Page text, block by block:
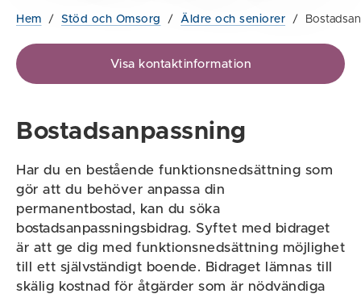
Hem / Stöd och Omsorg / Äldre och seniorer /
Visa kontaktinformation
Bostadsanpassning
Har du en bestående funktionsnedsättning som
gör att du behöver anpassa din
permanentbostad, kan du söka
bostadsanpassningsbidrag. Syftet med bidraget
är att ge dig med funktionsnedsättning möjlighet
till ett självständigt boende. Bidraget lämnas till
skälig kostnad för åtgärder som är nödvändiga